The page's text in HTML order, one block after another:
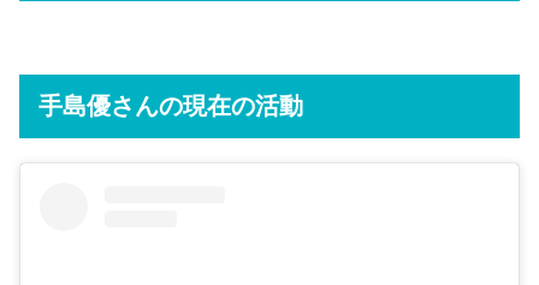
手島優さんの現在の活動